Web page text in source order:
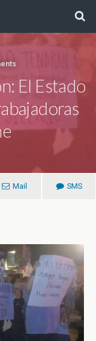
El Estado
Mail SMS